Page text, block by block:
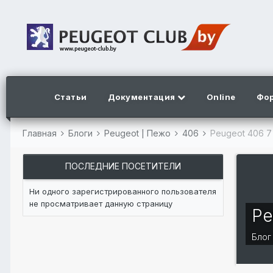
Статьи Документация Online
Главная Блоги Peugeot | Пежо 406 Peugeot 406
ПОСЛЕДНИЕ ПОСЕТИТЕЛИ
Ни одного зарегистрированного пользователя
не просматривает данную страницу
Блог